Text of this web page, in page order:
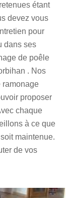
étant
devez vous
pour
dans ses
de poêle
. Nos
ramonage
proposer
chaque
à ce que
maintenue.
de vos